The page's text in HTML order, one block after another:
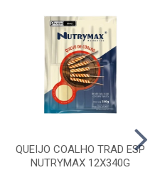
QUEIJO COALHO TRAD ESP
NUTRYMAX 12X340G